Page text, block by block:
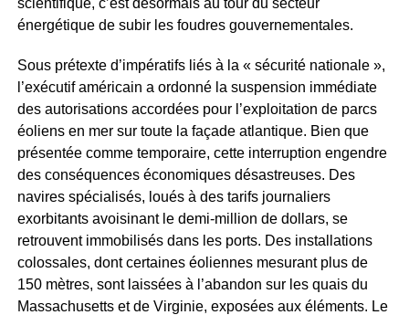
scientifique, c’est désormais au tour du secteur
énergétique de subir les foudres gouvernementales.
Sous prétexte d’impératifs liés à la « sécurité nationale »,
l’exécutif américain a ordonné la suspension immédiate
des autorisations accordées pour l’exploitation de parcs
éoliens en mer sur toute la façade atlantique. Bien que
présentée comme temporaire, cette interruption engendre
des conséquences économiques désastreuses. Des
navires spécialisés, loués à des tarifs journaliers
exorbitants avoisinant le demi-million de dollars, se
retrouvent immobilisés dans les ports. Des installations
colossales, dont certaines éoliennes mesurant plus de
150 mètres, sont laissées à l’abandon sur les quais du
Massachusetts et de Virginie, exposées aux éléments. Le